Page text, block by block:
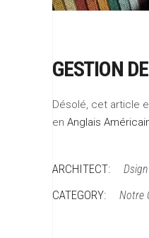
GESTION
Désolé, cet article
en Anglais
ARCHITECT: Dsign
CATEGORY: Notre